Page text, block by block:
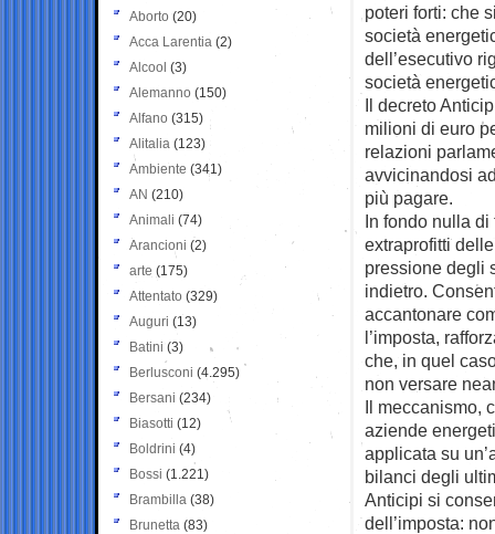
poteri forti: che
società
dell’esecutivo
società
Il decreto
milioni di euro
relazioni
avvicinandosi
più pagare.
In fondo nulla
extraprofitti
pressione degli
indietro.
accantonare
l’imposta,
che, in quel
non versare
Il meccanismo,
aziende
applicata su
bilanci degli
Anticipi si
dell’imposta:
Aborto (20)
Acca Larentia (2)
Alcool (3)
Alemanno (150)
Alfano (315)
Alitalia (123)
Ambiente (341)
AN (210)
Animali (74)
Arancioni (2)
arte (175)
Attentato (329)
Auguri (13)
Batini (3)
Berlusconi (4.295)
Bersani (234)
Biasotti (12)
Boldrini (4)
Bossi (1.221)
Brambilla (38)
Brunetta (83)